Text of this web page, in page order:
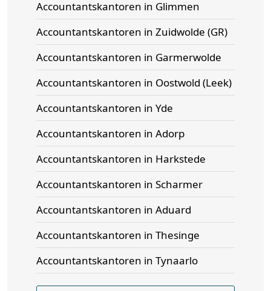
Accountantskantoren in Glimmen
Accountantskantoren in Zuidwolde (GR)
Accountantskantoren in Garmerwolde
Accountantskantoren in Oostwold (Leek)
Accountantskantoren in Yde
Accountantskantoren in Adorp
Accountantskantoren in Harkstede
Accountantskantoren in Scharmer
Accountantskantoren in Aduard
Accountantskantoren in Thesinge
Accountantskantoren in Tynaarlo